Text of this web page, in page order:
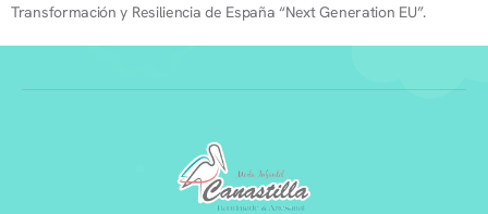
Transformación y Resiliencia de España “Next Generation EU”.